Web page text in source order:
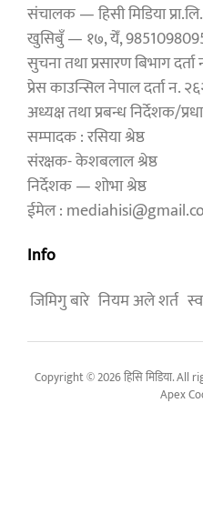
संचालक — हिसी मिडिया प्रा.लि.
खुसिबुँ — १७, येँ,
सुचना तथा प्रसारण बिभाग
प्रेस काउन्सिल नेपाल दर्ता न.
अध्यक्ष तथा प्रबन्ध निर्देशक/
सम्पादक : रसिया श्रेष्ठ
संरक्षक- केशबलाल श्रेष्ठ
निर्देशक — शोभा श्रेष्ठ
ईमेल :
Info
जिमिगु बारे नियम अले शर्त
Copyright © 2026 हिसि मिडिया.
Apex